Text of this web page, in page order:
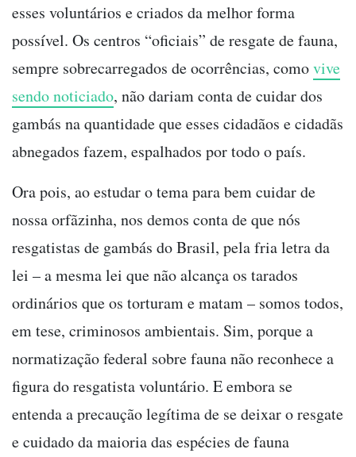
esses voluntários e criados da melhor forma
possível. Os centros “oficiais” de resgate de fauna,
sempre sobrecarregados de ocorrências, comovive
sendo noticiado, não dariam conta de cuidar dos
gambás na quantidade que esses cidadãos e cidadãs
abnegados fazem, espalhados por todo o país.
Ora pois, ao estudar o tema para bem cuidar de
nossa orfãzinha, nos demos conta de que nós
resgatistas de gambás do Brasil, pela fria letra da
lei – a mesma lei que não alcança os tarados
ordinários que os torturam e matam – somos todos,
em tese, criminosos ambientais. Sim, porque a
normatização federal sobre fauna não reconhece a
figura do resgatista voluntário. E embora se
entenda a precaução legítima de se deixar o resgate
e cuidado da maioria das espécies de fauna